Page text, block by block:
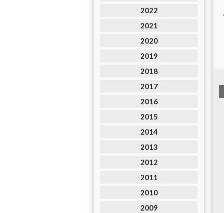
2022
2021
2020
2019
2018
2017
2016
2015
2014
2013
2012
2011
2010
2009